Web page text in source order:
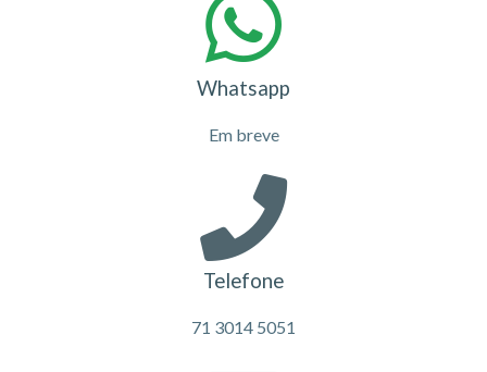
Whatsapp
Em breve
Telefone
71 3014 5051